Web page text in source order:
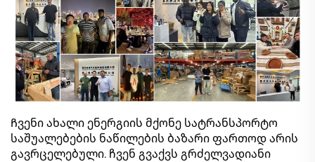
Ჩვენი ახალი ენერგიის მქონე სატრანსპორტო
საშუალებების ნაწილების ბაზარი ფართოდ არის
გავრცელებული. ჩვენ გვაქვს გრძელვადიანი